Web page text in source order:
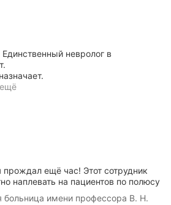
невролог в
ещё час! Этот сотрудник
наплевать на пациентов по полюсу
имени профессора В. Н.